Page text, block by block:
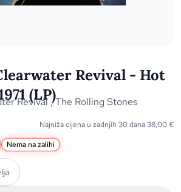
Revival - Hot
(LP)
Revival ,The Rolling Stones
Najniža cijena u zadnjih 30 dana38,00€
Nema na zalihi